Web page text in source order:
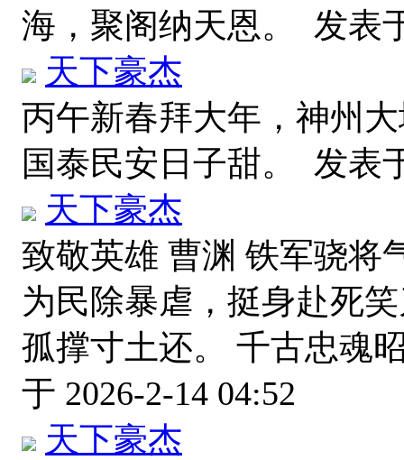
海，聚阁纳天恩。 发表
天下豪杰
丙午新春拜大年，神州
国泰民安日子甜。 发表
天下豪杰
致敬英雄 曹渊 铁军骁将
为民除暴虐，挺身赴死
孤撑寸土还。 千古忠魂
于 2026-2-14 04:52
天下豪杰